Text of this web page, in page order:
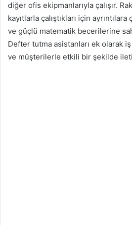
diğer ofis ekipmanlarıyla çalışır.
kayıtlarla çalıştıkları için
ve güçlü matematik becerilerine
Defter tutma asistanları ek olarak
ve müşterilerle etkili bir şekilde